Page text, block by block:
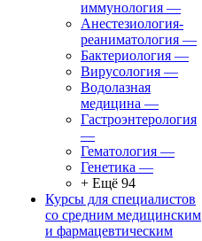
иммунология —
Анестезиология-
реаниматология —
Бактериология —
Вирусология —
Водолазная
медицина —
Гастроэнтерология
—
Гематология —
Генетика —
+ Ещё 94
Курсы для специалистов
со средним медицинским
и фармацевтическим